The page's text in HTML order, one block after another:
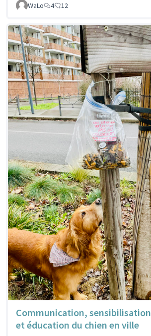
WaLo 4 12
Communication, sensibilisation
et éducation du chien en ville